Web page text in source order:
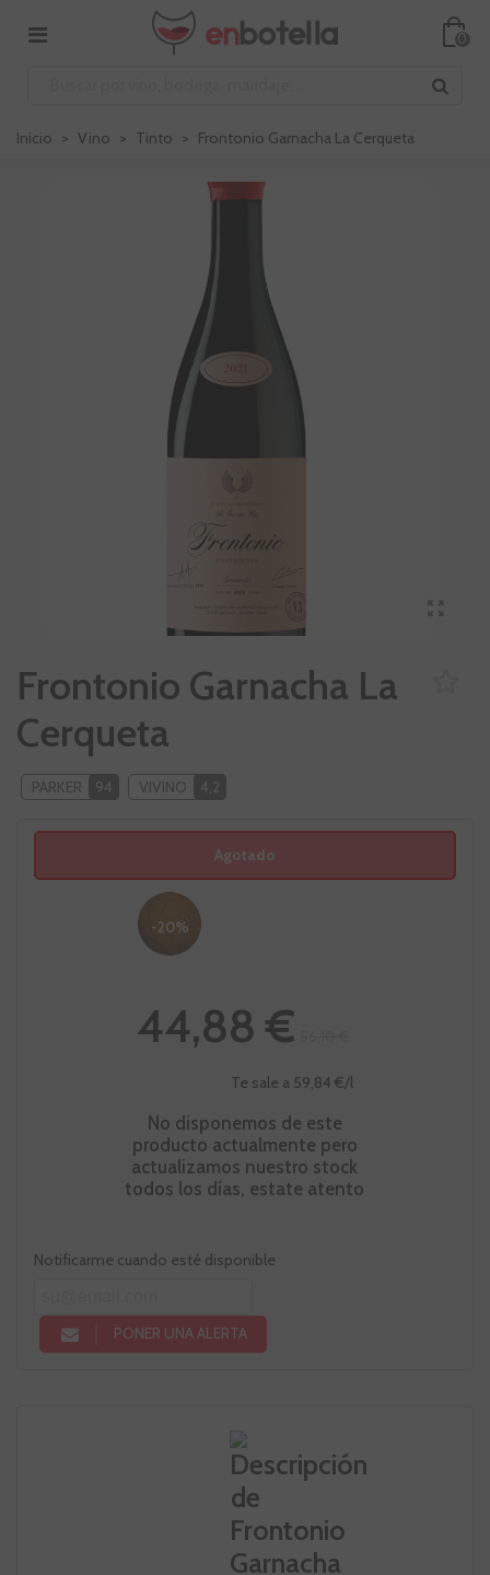
0
Inicio > Vino > Tinto > Frontonio Garnacha La Cerqueta
Frontonio Garnacha La
Cerqueta
PARKER 94 VIVINO 4,2
Agotado
-20%
44,88 €
Te sale a 59,84 €/l
No disponemos de este
producto actualmente pero
actualizamos nuestro stock
todos los días, estate atento
Notificarme cuando esté disponible
PONER UNA ALERTA